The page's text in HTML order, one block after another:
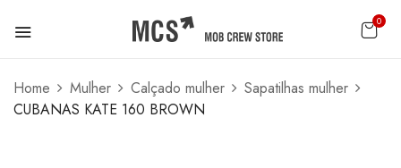
0
Home Mulher Calçado mulher
Sapatilhas mulher
CUBANAS KATE 160 BROWN